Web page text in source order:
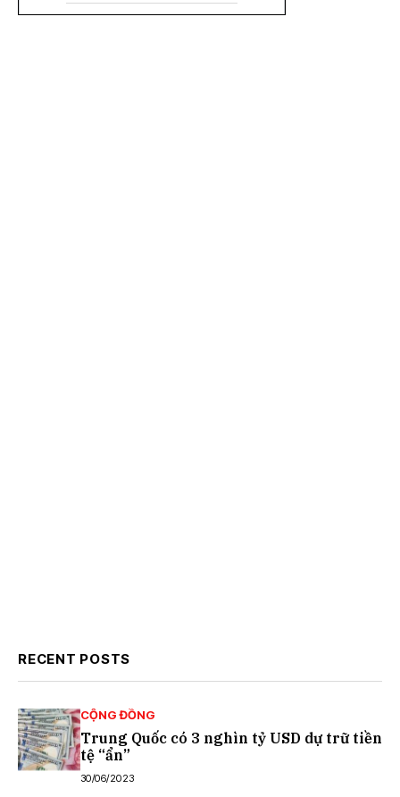
RECENT POSTS
CỘNG ĐỒNG
Trung Quốc có 3 nghìn tỷ USD dự trữ tiền
tệ “ẩn”
30/06/2023